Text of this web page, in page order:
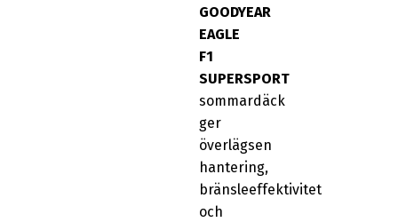
GOODYEAR
EAGLE
F1
SUPERSPORT
sommardäck
ger
överlägsen
hantering,
bränsleeffektivitet
och